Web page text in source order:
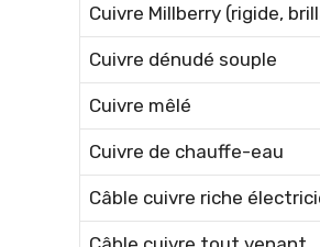
Cuivre Millberry (rigide,
Cuivre dénudé souple
Cuivre mêlé
Cuivre de chauffe-eau
Câble cuivre riche